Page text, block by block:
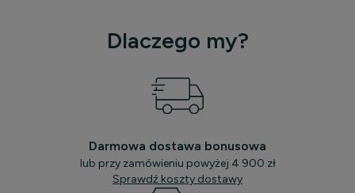
Dlaczego my?
Darmowa dostawa bonusowa
lub przy zamówieniu powyżej 4 900 zł
Sprawdź koszty dostawy